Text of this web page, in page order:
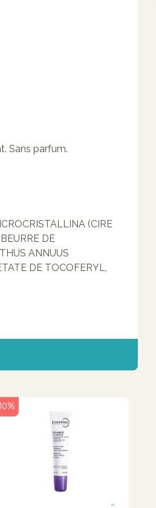
Sans parfum.
(CIRE
DE
ANNUUS
DE TOCOFERYL,